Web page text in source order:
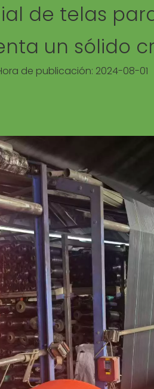
de telas
un sólido
de publicación: 2024-08-